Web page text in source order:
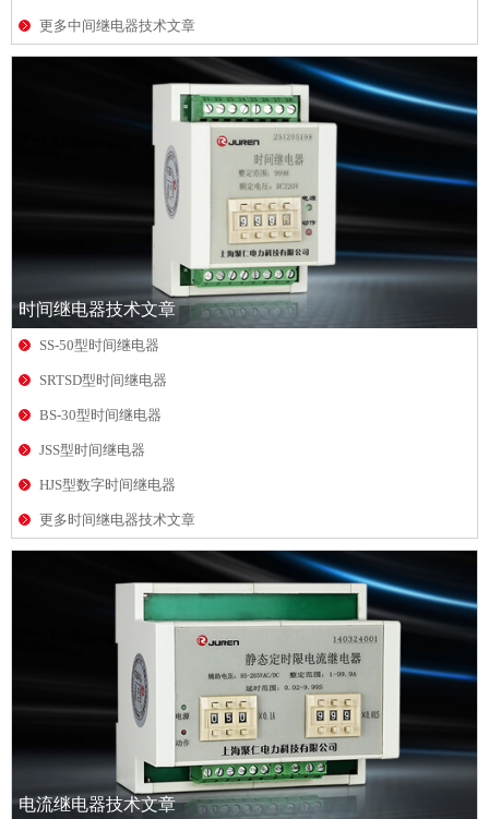
更多中间继电器技术文章
时间继电器技术文章
SS-50型时间继电器
SRTSD型时间继电器
BS-30型时间继电器
JSS型时间继电器
HJS型数字时间继电器
更多时间继电器技术文章
电流继电器技术文章